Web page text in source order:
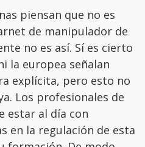
piensan que no es
de manipulador de
no es así. Sí es cierto
la europea señalan
explícita, pero esto no
Los profesionales de
estar al día con
en la regulación de esta